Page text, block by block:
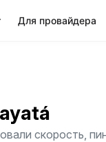
Для провайдера
скорость,